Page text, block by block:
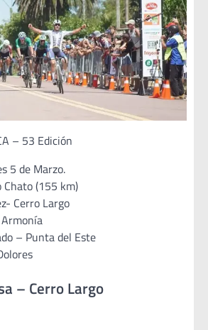
– 53 Edición
5 de Marzo.
(155 km)
Cerro Largo
– Punta del Este
– Cerro Largo